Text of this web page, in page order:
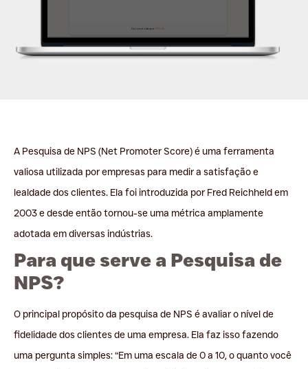
A Pesquisa de NPS (Net Promoter Score) é uma ferramenta
valiosa utilizada por empresas para medir a satisfação e
lealdade dos clientes. Ela foi introduzida por Fred Reichheld em
2003 e desde então tornou-se uma métrica amplamente
adotada em diversas indústrias.
Para que serve a Pesquisa de
NPS?
O principal propósito da pesquisa de NPS é avaliar o nível de
fidelidade dos clientes de uma empresa. Ela faz isso fazendo
uma pergunta simples: “Em uma escala de 0 a 10, o quanto você